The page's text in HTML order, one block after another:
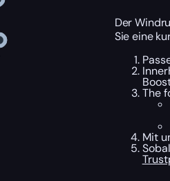
Der
Sie eine
The
Mit